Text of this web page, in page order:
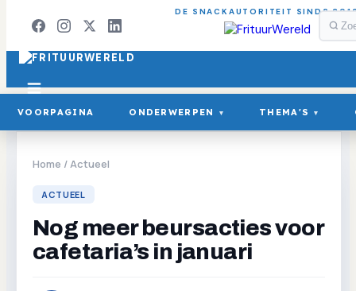
DE SNACKAUTORITEIT SINDS
VOORPAGINA ONDERWERPEN ▾ THEMA'S ▾
Home /Actueel
ACTUEEL
Nog meer beursacties voor
cafetaria’s in januari